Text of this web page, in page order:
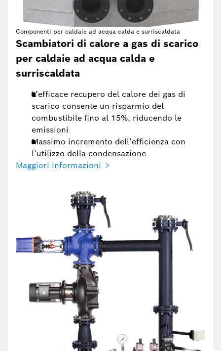
Componenti per caldaie ad acqua calda e surriscaldata
Scambiatori di calore a gas di scarico
per caldaie ad acqua calda e
surriscaldata
L’efficace recupero del calore dei gas di
scarico consente un risparmio del
combustibile fino al 15%, riducendo le
emissioni
Massimo incremento dell’efficienza con
l’utilizzo della condensazione
Maggiori informazioni